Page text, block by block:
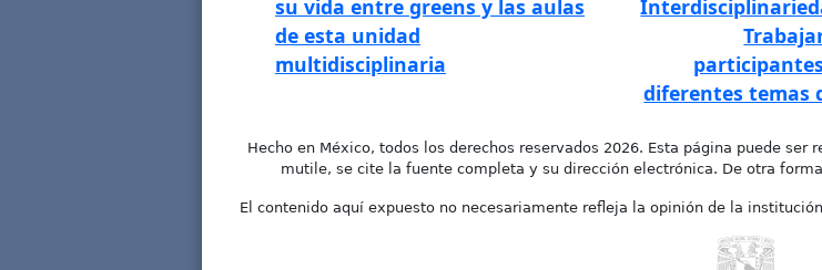
su vida entre greens y las aulas
de esta unidad
multidisciplinaria
diferentes temas
Hecho en México, todos los derechos reservados 2026. Esta página puede
mutile, se cite la fuente completa y su dirección electrónica. De otra
El contenido aquí expuesto no necesariamente refleja la opinión de la